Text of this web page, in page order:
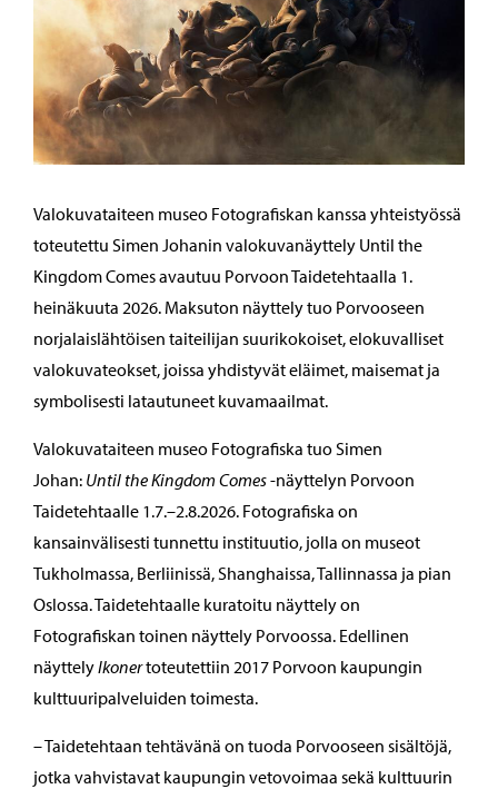
Valokuvataiteen museo Fotografiskan kanssa yhteistyössä
toteutettu Simen Johanin valokuvanäyttely Until the
Kingdom Comes avautuu Porvoon Taidetehtaalla 1.
heinäkuuta 2026. Maksuton näyttely tuo Porvooseen
norjalaislähtöisen taiteilijan suurikokoiset, elokuvalliset
valokuvateokset, joissa yhdistyvät eläimet, maisemat ja
symbolisesti latautuneet kuvamaailmat.
Valokuvataiteen museo Fotografiska tuo Simen
Johan: Until the Kingdom Comes-näyttelyn Porvoon
Taidetehtaalle 1.7.–2.8.2026. Fotografiska on
kansainvälisesti tunnettu instituutio, jolla on museot
Tukholmassa, Berliinissä, Shanghaissa, Tallinnassa ja pian
Oslossa. Taidetehtaalle kuratoitu näyttely on
Fotografiskan toinen näyttely Porvoossa. Edellinen
näyttelyIkonertoteutettiin 2017 Porvoon kaupungin
kulttuuripalveluiden toimesta.
– Taidetehtaan tehtävänä on tuoda Porvooseen sisältöjä,
jotka vahvistavat kaupungin vetovoimaa sekä kulttuurin